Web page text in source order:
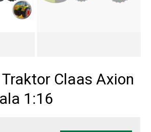
Claas Axion
1:16